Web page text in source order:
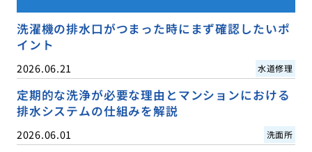
洗濯機の排水口がつまった時にまず確認したいポ
イント
2026.06.21 水道修理
定期的な洗浄が必要な理由とマンションにおける
排水システムの仕組みを解説
2026.06.01 洗面所